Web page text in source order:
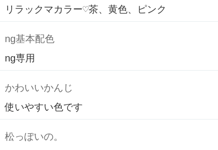
リラックマカラー♡茶、黄色、ピンク
ng基本配色
ng専用
かわいいかんじ
使いやすい色です
松っぽいの。